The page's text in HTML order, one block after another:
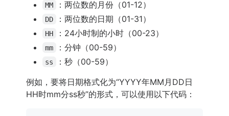
MM ：两位数的月份（01-12）
DD ：两位数的日期（01-31）
HH ：24小时制的小时（00-23）
mm ：分钟（00-59）
ss
：秒（00-59）
例如，要将日期格式化为“YYYY年MM月DD日
HH时mm分ss秒”的形式，可以使用以下代码：